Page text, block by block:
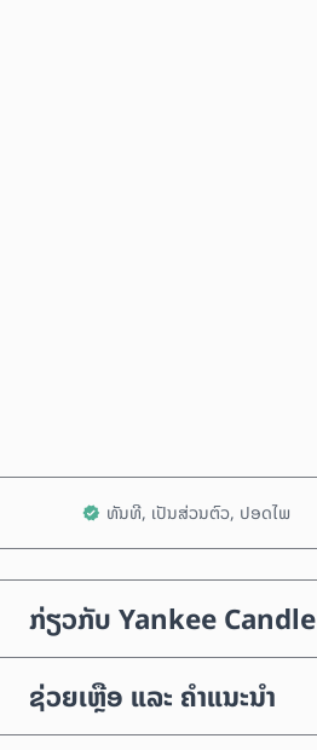
ທັນທີ, ເປັນສ່ວນຕົວ, ປອດໄພ
ກ່ຽວກັບ Yankee Candle
ຊ່ວຍເຫຼືອ ແລະ ຄຳແນະນຳ